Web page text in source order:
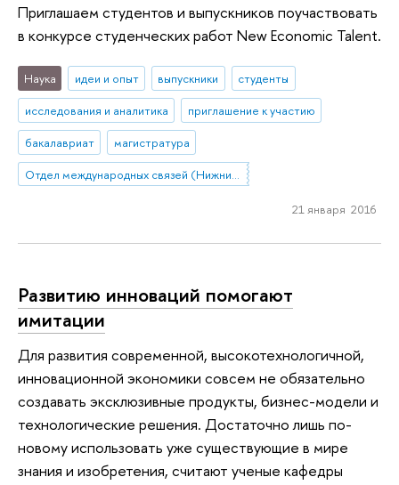
Приглашаем студентов и выпускников поучаствовать
в конкурсе студенческих работ New Economic Talent.
Наука идеи и опыт выпускники
студенты
исследования и аналитика
приглашение к участию
бакалавриат
магистратура
21 января 2016
Развитию инноваций помогают
имитации
Для развития современной, высокотехнологичной,
инновационной экономики совсем не обязательно
создавать эксклюзивные продукты, бизнес-модели и
технологические решения. Достаточно лишь по-
новому использовать уже существующие в мире
знания и изобретения, считают ученые кафедры